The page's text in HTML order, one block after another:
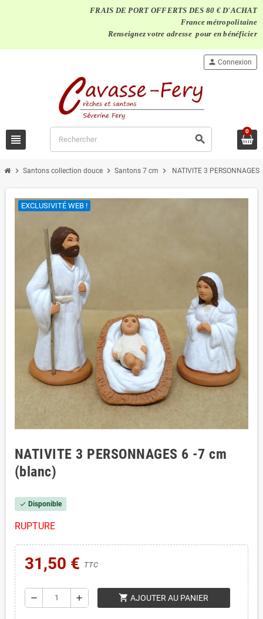
FRAIS DE PORT OFFERTS DES 80 € D'ACHAT
France métropolitaine
Renseignez votre adresse pour en bénéficier
view_headline search
person Connexion
0
chevron_right Santons collection douce chevron_right Santons 7 cm chevron_right NATIVITE 3
EXCLUSIVITÉ WEB !
NATIVITE 3 PERSONNAGES 6 -7 cm
(blanc)
check Disponible
RUPTURE
31,50 € TTC
remove add shopping_cart AJOUTER AU PANIER